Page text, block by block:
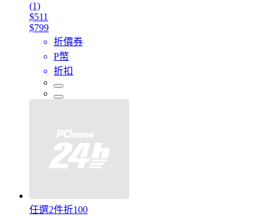
(1)
$511
$799
折價券
P幣
折扣
任選2件折100